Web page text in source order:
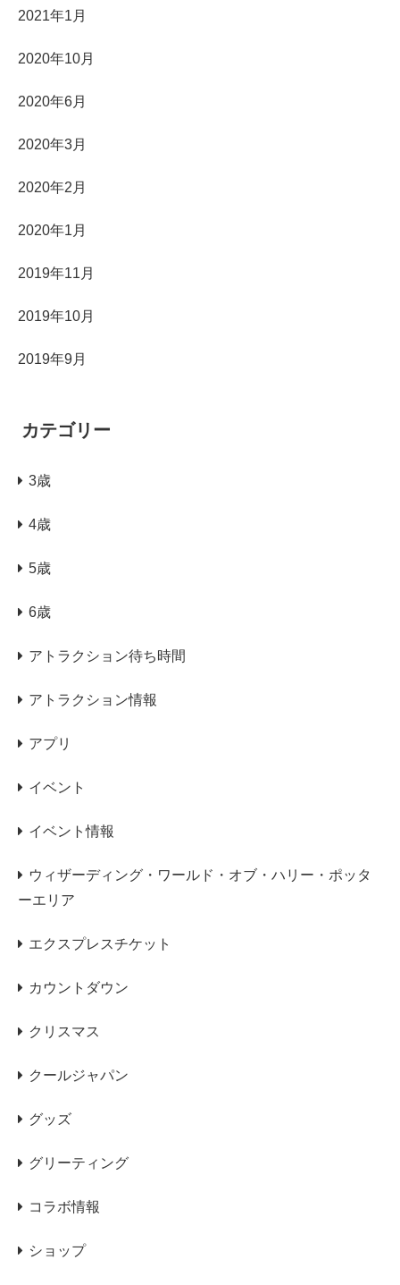
2021年1月
2020年10月
2020年6月
2020年3月
2020年2月
2020年1月
2019年11月
2019年10月
2019年9月
カテゴリー
3歳
4歳
5歳
6歳
アトラクション待ち時間
アトラクション情報
アプリ
イベント
イベント情報
ウィザーディング・ワールド・オブ・ハリー・ポッタ
ーエリア
エクスプレスチケット
カウントダウン
クリスマス
クールジャパン
グッズ
グリーティング
コラボ情報
ショップ